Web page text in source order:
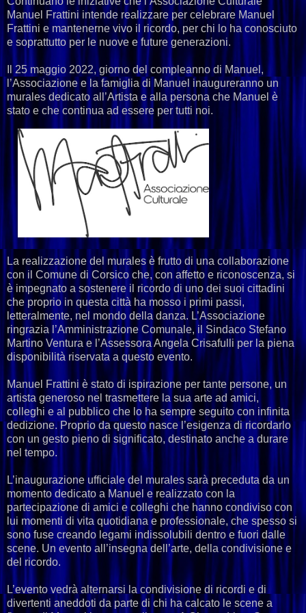
Manuel Frattini intende realizzare per celebrare Manuel
Frattini e mantenerne vivo il ricordo, per chi lo ha conosciuto
e soprattutto per le nuove e future generazioni.
Il 25 maggio 2022, giorno del compleanno di Manuel,
l’Associazione e la famiglia di Manuel inaugureranno un
murales dedicato all’Artista e alla persona che Manuel è
stato e che continua ad essere per tutti noi.
La realizzazione del murales è frutto di una collaborazione
con il Comune di Corsico che, con affetto e riconoscenza, si
è impegnato a sostenere il ricordo di uno dei suoi cittadini
che proprio in questa città ha mosso i primi passi,
letteralmente, nel mondo della danza. L’Associazione
ringrazia l’Amministrazione Comunale, il Sindaco Stefano
Martino Ventura e l’Assessora Angela Crisafulli per la piena
disponibilità riservata a questo evento.
Manuel Frattini è stato di ispirazione per tante persone, un
artista generoso nel trasmettere la sua arte ad amici,
colleghi e al pubblico che lo ha sempre seguito con infinita
dedizione. Proprio da questo nasce l’esigenza di ricordarlo
con un gesto pieno di significato, destinato anche a durare
nel tempo.
L’inaugurazione ufficiale del murales sarà preceduta da un
momento dedicato a Manuel e realizzato con la
partecipazione di amici e colleghi che hanno condiviso con
lui momenti di vita quotidiana e professionale, che spesso si
sono fuse creando legami indissolubili dentro e fuori dalle
scene. Un evento all’insegna dell’arte, della condivisione e
del ricordo.
L’evento vedrà alternarsi la condivisione di ricordi e di
divertenti aneddoti da parte di chi ha calcato le scene a